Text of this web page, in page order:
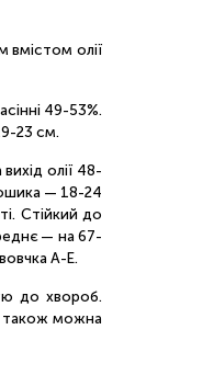
олії
49-53%.
23 см.
олії 48-
— 18-24
Стійкий до
— на 67-
А-Е.
до хвороб.
також можна